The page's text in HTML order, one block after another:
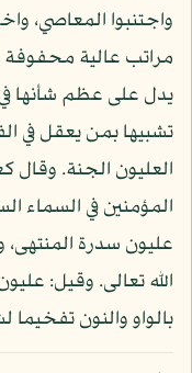
واجتنبوا المعاصي،
مراتب عالية محفوفة
يدل على عظم شأنها
تشبيها بمن يعقل في
العليون الجنة.
المؤمنين في السماء
عليون سدرة
الله تعالى. وقيل:
بالواو والنون تفخيما